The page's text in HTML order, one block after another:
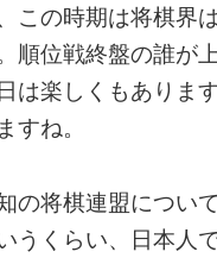
この時期は将棋界
順位戦終盤の誰が
は楽しくもありま
ね。
の将棋連盟につい
うくらい、日本人